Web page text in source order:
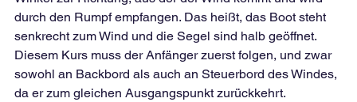
durch den Rumpf empfangen. Das heißt, das Boot steht
senkrecht zum Wind und die Segel sind halb geöffnet.
Diesem Kurs muss der Anfänger zuerst folgen, und zwar
sowohl an Backbord als auch an Steuerbord des Windes,
da er zum gleichen Ausgangspunkt zurückkehrt.